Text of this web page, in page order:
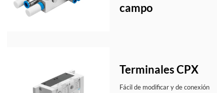
campo
Terminales CPX
Fácil de modificar y de conexión